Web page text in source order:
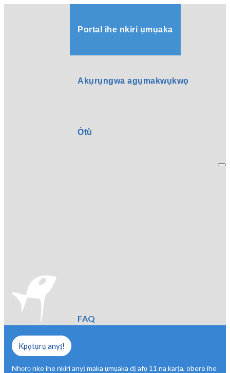
Portal ihe nkiri ụmụaka
Akụrụngwa agụmakwụkwọ
Òtù
FAQ
Kpọtụrụ anyị!
Nhọrọ nke ihe nkiri anyị maka ụmụaka dị afọ 11 na karịa, obere ihe